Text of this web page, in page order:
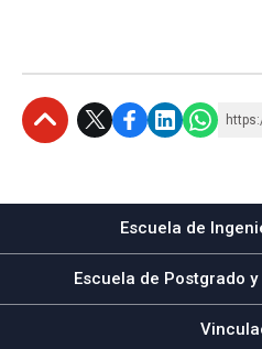
Escuela de
Escuela de Postgrado